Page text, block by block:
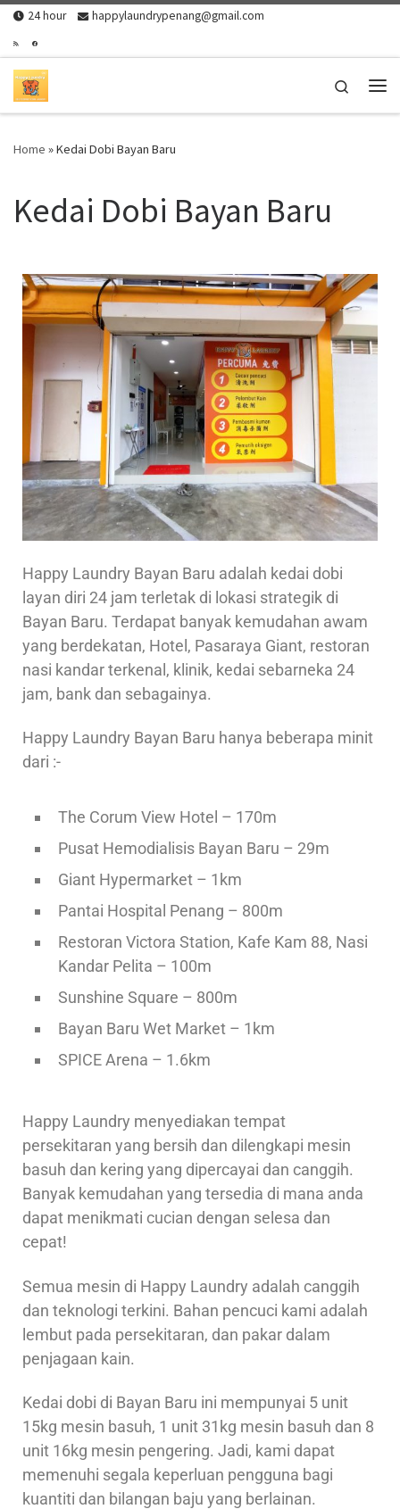
Skip to content
24 hour happylaundrypenang@gmail.com
Search
Home »Kedai Dobi Bayan Baru
Kedai Dobi Bayan Baru
Happy Laundry Bayan Baru adalah kedai dobi
layan diri 24 jam terletak di lokasi strategik di
Bayan Baru. Terdapat banyak kemudahan awam
yang berdekatan, Hotel, Pasaraya Giant, restoran
nasi kandar terkenal, klinik, kedai sebarneka 24
jam, bank dan sebagainya.
Happy Laundry Bayan Baru hanya beberapa minit
dari :-
The Corum View Hotel – 170m
Pusat Hemodialisis Bayan Baru – 29m
Giant Hypermarket – 1km
Pantai Hospital Penang – 800m
Restoran Victora Station, Kafe Kam 88, Nasi
Kandar Pelita – 100m
Sunshine Square – 800m
Bayan Baru Wet Market – 1km
SPICE Arena – 1.6km
Happy Laundry menyediakan tempat
persekitaran yang bersih dan dilengkapi mesin
basuh dan kering yang dipercayai dan canggih.
Banyak kemudahan yang tersedia di mana anda
dapat menikmati cucian dengan selesa dan
cepat!
Semua mesin di Happy Laundry adalah canggih
dan teknologi terkini. Bahan pencuci kami adalah
lembut pada persekitaran, dan pakar dalam
penjagaan kain.
Kedai dobi di Bayan Baru ini mempunyai 5 unit
15kg mesin basuh, 1 unit 31kg mesin basuh dan 8
unit 16kg mesin pengering. Jadi, kami dapat
memenuhi segala keperluan pengguna bagi
kuantiti dan bilangan baju yang berlainan.